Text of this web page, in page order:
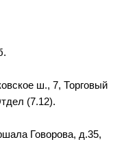
ш., 7, Торговый
(7.12).
Говорова, д.35,